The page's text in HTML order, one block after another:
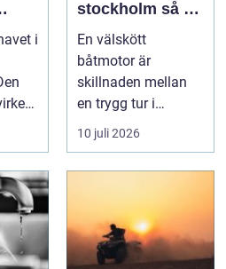
i
stockholm så tar
du hand om din
båtmotor på rätt
sätt
En välskött
båtmotor är
skillnaden mellan
en trygg tur i
skärgården och en
sommar fylld av
ofrivilli...
10 juli 2026